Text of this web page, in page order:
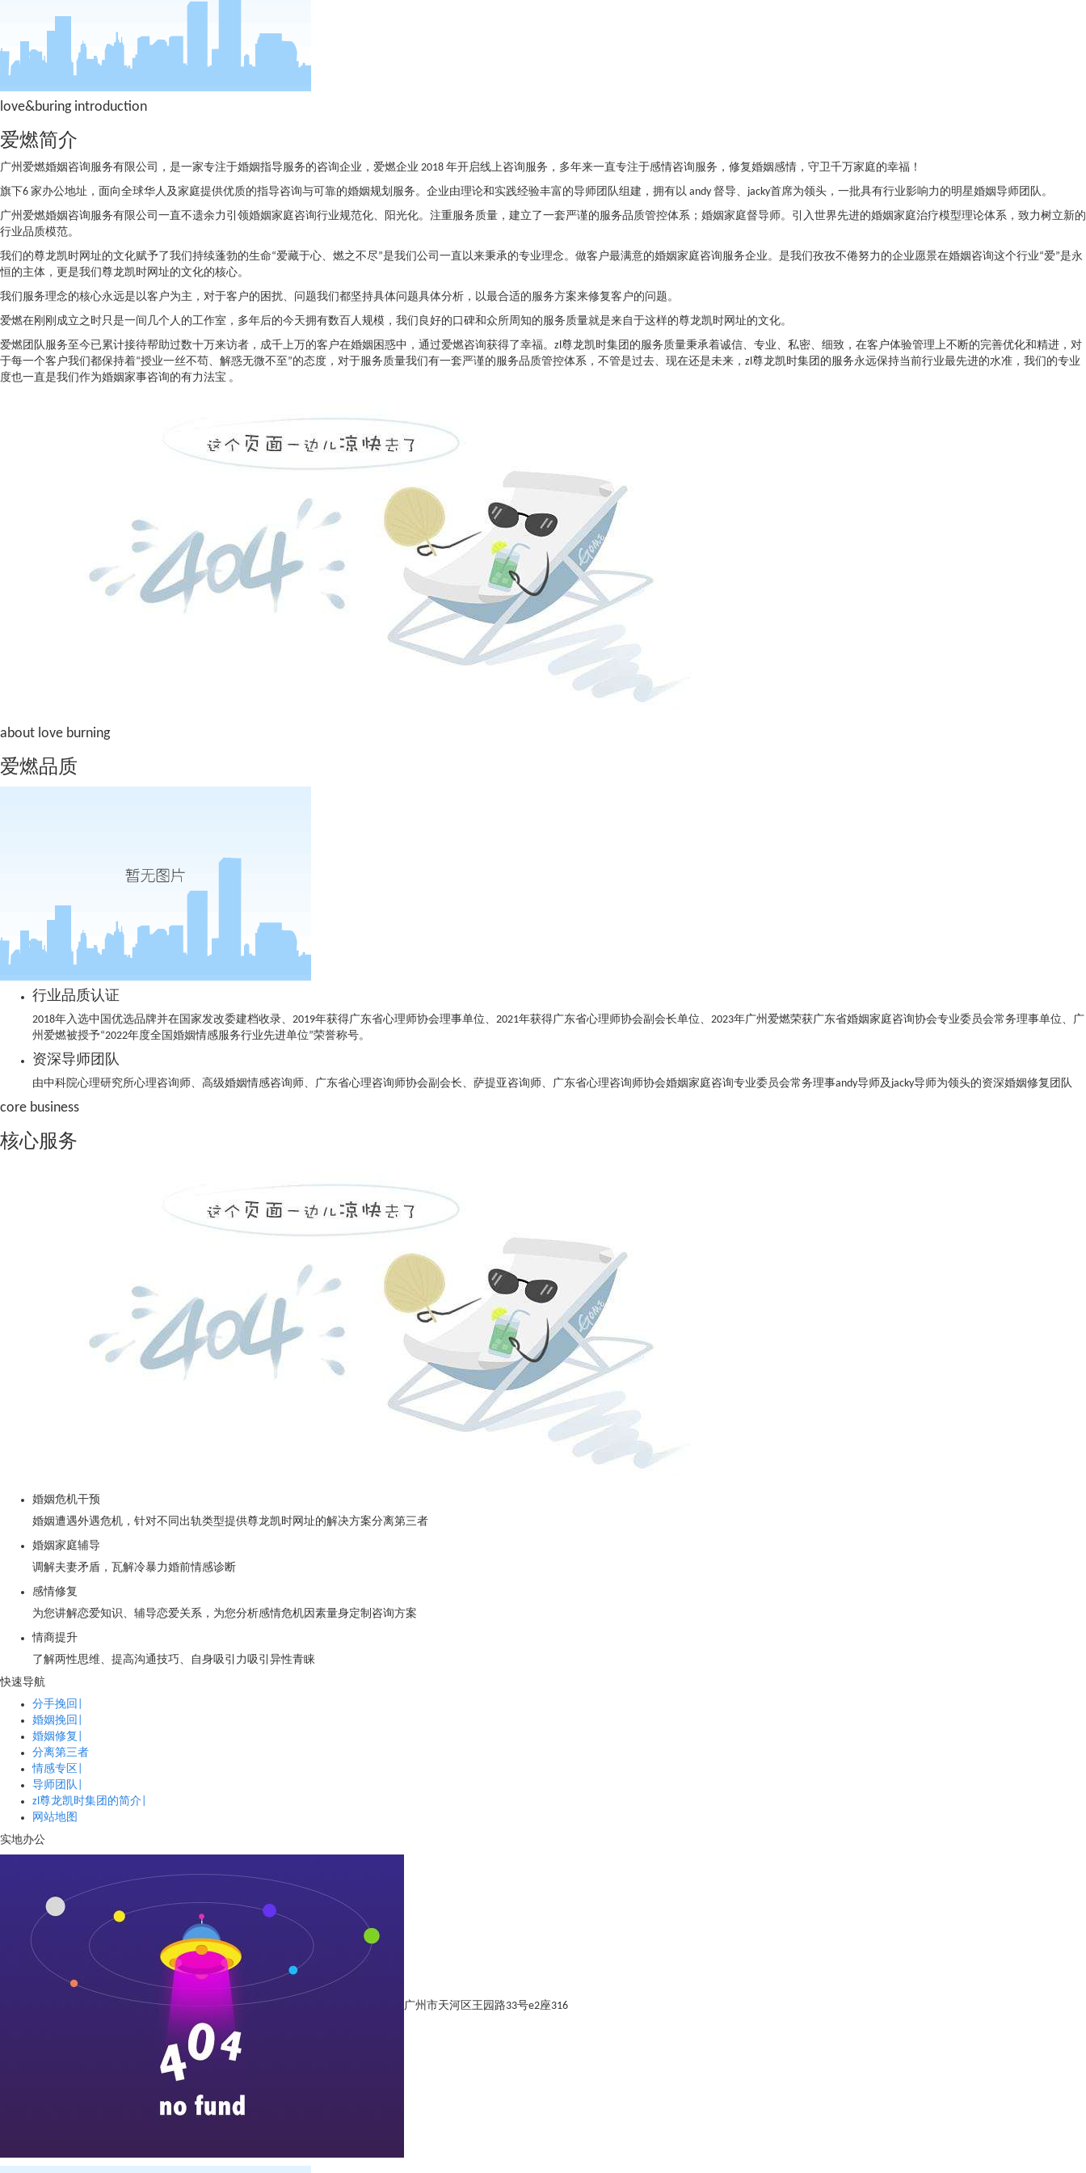
love&buring introduction
爱燃简介
广州爱燃婚姻咨询服务有限公司，是一家专注于婚姻指导服务的咨询企业，爱燃企业 2018 年开启线上咨询服务，多年来一直专注于感情咨询服务，修复婚姻感情，守卫千万家庭的幸福！
旗下6 家办公地址，面向全球华人及家庭提供优质的指导咨询与可靠的婚姻规划服务。企业由理论和实践经验丰富的导师团队组建，拥有以 andy 督导、jacky首席为领头，一批具有行业影响力的明星婚姻导师团队。
广州爱燃婚姻咨询服务有限公司一直不遗余力引领婚姻家庭咨询行业规范化、阳光化。注重服务质量，建立了一套严谨的服务品质管控体系；婚姻家庭督导师。引入世界先进的婚姻家庭治疗模型理论体系，致力树立新的
行业品质模范。
我们的尊龙凯时网址的文化赋予了我们持续蓬勃的生命“爱藏于心、燃之不尽”是我们公司一直以来秉承的专业理念。做客户最满意的婚姻家庭咨询服务企业。是我们孜孜不倦努力的企业愿景在婚姻咨询这个行业“爱”是永
恒的主体，更是我们尊龙凯时网址的文化的核心。
我们服务理念的核心永远是以客户为主，对于客户的困扰、问题我们都坚持具体问题具体分析，以最合适的服务方案来修复客户的问题。
爱燃在刚刚成立之时只是一间几个人的工作室，多年后的今天拥有数百人规模，我们良好的口碑和众所周知的服务质量就是来自于这样的尊龙凯时网址的文化。
爱燃团队服务至今已累计接待帮助过数十万来访者，成千上万的客户在婚姻困惑中，通过爱燃咨询获得了幸福。zl尊龙凯时集团的服务质量秉承着诚信、专业、私密、细致，在客户体验管理上不断的完善优化和精进，对
于每一个客户我们都保持着“授业一丝不苟、解惑无微不至”的态度，对于服务质量我们有一套严谨的服务品质管控体系，不管是过去、现在还是未来，zl尊龙凯时集团的服务永远保持当前行业最先进的水准，我们的专业
度也一直是我们作为婚姻家事咨询的有力法宝 。
about love burning
爱燃品质
行业品质认证
2018年入选中国优选品牌并在国家发改委建档收录、2019年获得广东省心理师协会理事单位、2021年获得广东省心理师协会副会长单位、2023年广州爱燃荣获广东省婚姻家庭咨询协会专业委员会常务理事单位、广
州爱燃被授予“2022年度全国婚姻情感服务行业先进单位”荣誉称号。
资深导师团队
由中科院心理研究所心理咨询师、高级婚姻情感咨询师、广东省心理咨询师协会副会长、萨提亚咨询师、广东省心理咨询师协会婚姻家庭咨询专业委员会常务理事andy导师及jacky导师为领头的资深婚姻修复团队
core business
核心服务
婚姻危机干预
婚姻遭遇外遇危机，针对不同出轨类型提供尊龙凯时网址的解决方案分离第三者
婚姻家庭辅导
调解夫妻矛盾，瓦解冷暴力婚前情感诊断
感情修复
为您讲解恋爱知识、辅导恋爱关系，为您分析感情危机因素量身定制咨询方案
情商提升
了解两性思维、提高沟通技巧、自身吸引力吸引异性青睐
快速导航
分手挽回|
婚姻挽回|
婚姻修复|
分离第三者
情感专区|
导师团队|
zl尊龙凯时集团的简介|
网站地图
实地办公
广州市天河区王园路33号e2座316